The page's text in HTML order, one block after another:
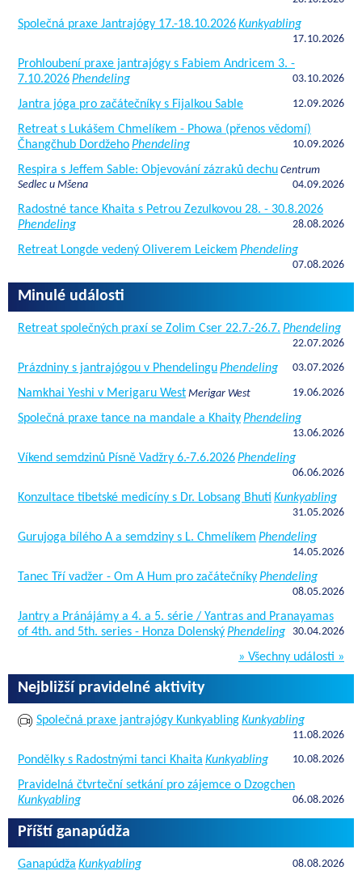
Společná praxe Jantrajógy 17.-18.10.2026Kunkyabling
17.10.2026
Prohloubení praxe jantrajógy s Fabiem Andricem 3. -
7.10.2026Phendeling 03.10.2026
Jantra jóga pro začátečníky s Fijalkou Sable 12.09.2026
Retreat s Lukášem Chmelíkem - Phowa (přenos vědomí)
Čhangčhub DordžehoPhendeling 10.09.2026
Respira s Jeffem Sable: Objevování zázraků dechu Centrum
Sedlec u Mšena
04.09.2026
Radostné tance Khaita s Petrou Zezulkovou 28. - 30.8.2026
Phendeling
28.08.2026
Retreat Longde vedený Oliverem Leickem Phendeling
07.08.2026
Minulé události
Retreat společných praxí se Zolim Cser 22.7.-26.7. Phendeling
22.07.2026
Prázdniny s jantrajógou v PhendelinguPhendeling 03.07.2026
Namkhai Yeshi v Merigaru West Merigar West 19.06.2026
Společná praxe tance na mandale a KhaityPhendeling
13.06.2026
Víkend semdzinů Písně Vadžry 6.-7.6.2026Phendeling
06.06.2026
Konzultace tibetské medicíny s Dr. Lobsang Bhuti Kunkyabling
31.05.2026
Gurujoga bílého A a semdziny s L. Chmelíkem Phendeling
14.05.2026
Tanec Tří vadžer - Om A Hum pro začátečníkyPhendeling
08.05.2026
Jantry a Pránájámy a 4. a 5. série / Yantras and Pranayamas
of 4th. and 5th. series - Honza DolenskýPhendeling 30.04.2026
» Všechny události »
Nejbližší pravidelné aktivity
Společná praxe jantrajógy KunkyablingKunkyabling
11.08.2026
Pondělky s Radostnými tanci Khaita Kunkyabling 10.08.2026
Pravidelná čtvrteční setkání pro zájemce o Dzogchen
Kunkyabling
06.08.2026
Příští ganapúdža
Ganapúdža Kunkyabling 08.08.2026